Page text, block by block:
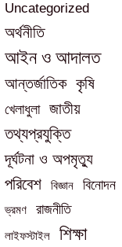
Uncategorized
অর্থনীতি
আইন ও আদালত
আন্তর্জাতিক কৃষি
খেলাধুলা জাতীয়
তথ্যপ্রযুক্তি
দূর্ঘটনা ও অপমৃত্যু
পরিবেশ বিজ্ঞান বিনোদন
ভ্রমণ রাজনীতি
লাইফস্টাইল শিক্ষা